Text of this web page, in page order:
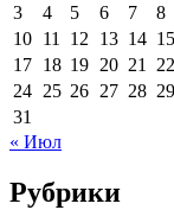
3
4 5 6 7 8
10 11 12 13 14 15
17 18 19 20 21 22
24 25 26 27 28 29
31
« Июл
Рубрики